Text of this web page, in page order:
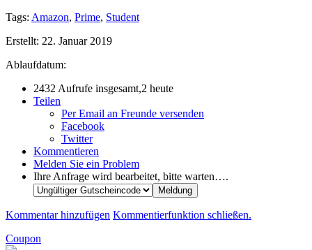
Tags: Amazon, Prime, Student
Erstellt: 22. Januar 2019
Ablaufdatum:
2432 Aufrufe insgesamt,2 heute
Teilen
Per Email an Freunde versenden
Facebook
Twitter
Kommentieren
Melden Sie ein Problem
Ihre Anfrage wird bearbeitet, bitte warten….
Kommentar hinzufügen Kommentierfunktion schließen.
Coupon